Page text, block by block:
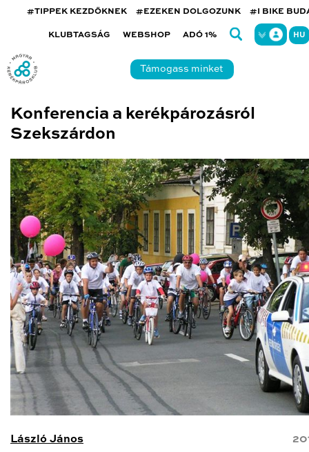
#TIPPEK KEZDŐKNEK #EZEKEN DOLGOZUNK #I BIKE
KLUBTAGSÁG WEBSHOP ADÓ 1% HU
Támogass minket
Konferencia a kerékpározásról
Szekszárdon
László János